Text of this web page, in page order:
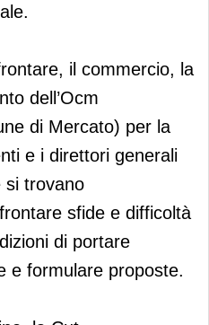
il commercio, la
dell’Ocm
di Mercato) per la
e i direttori generali
si trovano
sfide e difficoltà
di portare
e formulare proposte.